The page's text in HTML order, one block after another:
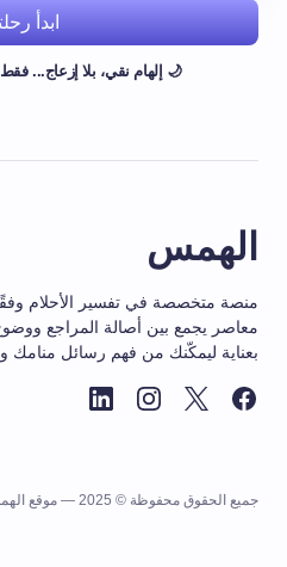
ابدأ
🌙 إلهام نقي، بلا إزعاج...
الهمس
منصة متخصصة في تفسير الأحلام
معاصر يجمع بين أصالة المراجع
بعناية ليمكّنك من فهم رسائل منامك
جميع الحقوق محفوظة © 2025 — موقع الهمس.